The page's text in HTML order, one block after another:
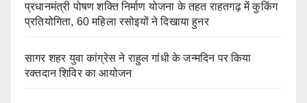
प्रधानमंत्री पोषण शक्ति निर्माण योजना के तहत राहतगढ़ में कुकिंग
प्रतियोगिता, 60 महिला रसोइयों ने दिखाया हुनर
सागर शहर युवा कांग्रेस ने राहुल गांधी के जन्मदिन पर किया
रक्तदान शिविर का आयोजन